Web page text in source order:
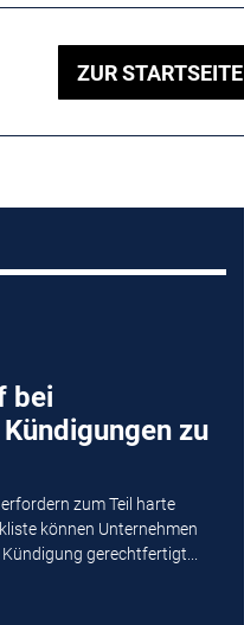
ZUR STARTSEITE
bei
zu
zum Teil harte
können Unternehmen
gerechtfertigt...